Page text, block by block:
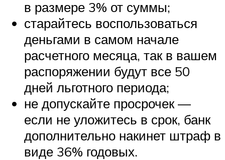
в размере 3% от суммы;
старайтесь воспользоваться
деньгами в самом начале
расчетного месяца, так в вашем
распоряжении будут все 50
дней льготного периода;
не допускайте просрочек —
если не уложитесь в срок, банк
дополнительно накинет штраф в
виде 36% годовых.